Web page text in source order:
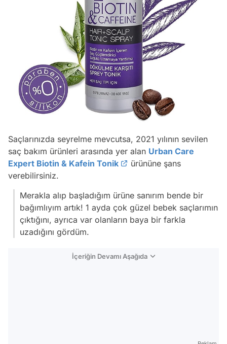
Saçlarınızda seyrelme mevcutsa, 2021 yılının sevilen
saç bakım ürünleri arasında yer alan Urban Care
Expert Biotin & Kafein Tonik
ürününe şans
verebilirsiniz.
Merakla alıp başladığım ürüne sanırım bende bir
bağımlıyım artık! 1 ayda çok güzel bebek saçlarımın
çıktığını, ayrıca var olanların baya bir farkla
uzadığını gördüm.
İçeriğin Devamı Aşağıda